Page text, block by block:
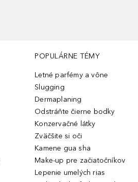
POPULÁRNE TÉMY
Letné parfémy a vône
Slugging
Dermaplaning
Odstráňte čierne bodky
Konzervačné látky
Zväčšite si oči
Kamene gua sha
Make-up pre začiatočníkov
Lepenie umelých rias